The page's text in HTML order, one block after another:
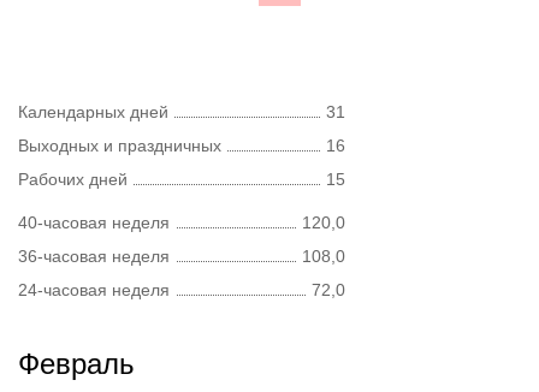
Календарных дней
31
Выходных и праздничных
16
Рабочих дней
15
40-часовая неделя
120,0
36-часовая неделя
108,0
24-часовая неделя
72,0
Февраль